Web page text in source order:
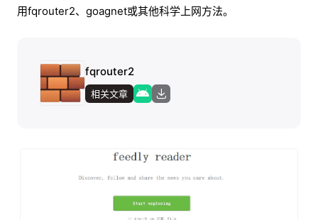
用fqrouter2、goagnet或其他科学上网方法。
fqrouter2
相关文章